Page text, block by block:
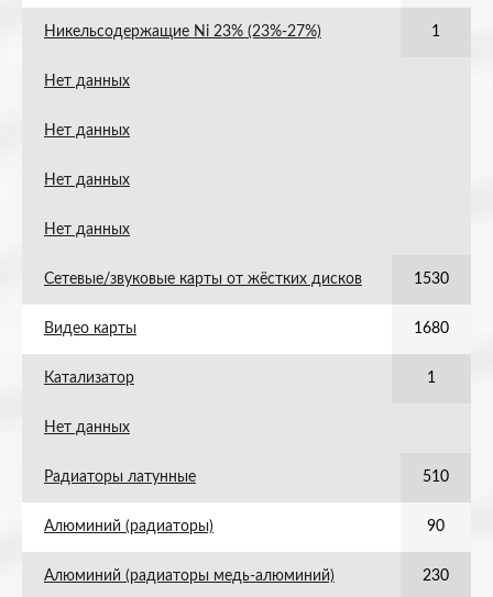
Никельсодержащие Ni 23% (23%-27%) 1
Нет данных
Нет данных
Нет данных
Нет данных
Сетевые/звуковые карты от жёстких дисков 1530
Видео карты 1680
Катализатор 1
Нет данных
Радиаторы латунные 510
Алюминий (радиаторы) 90
Алюминий (радиаторы медь-алюминий) 230